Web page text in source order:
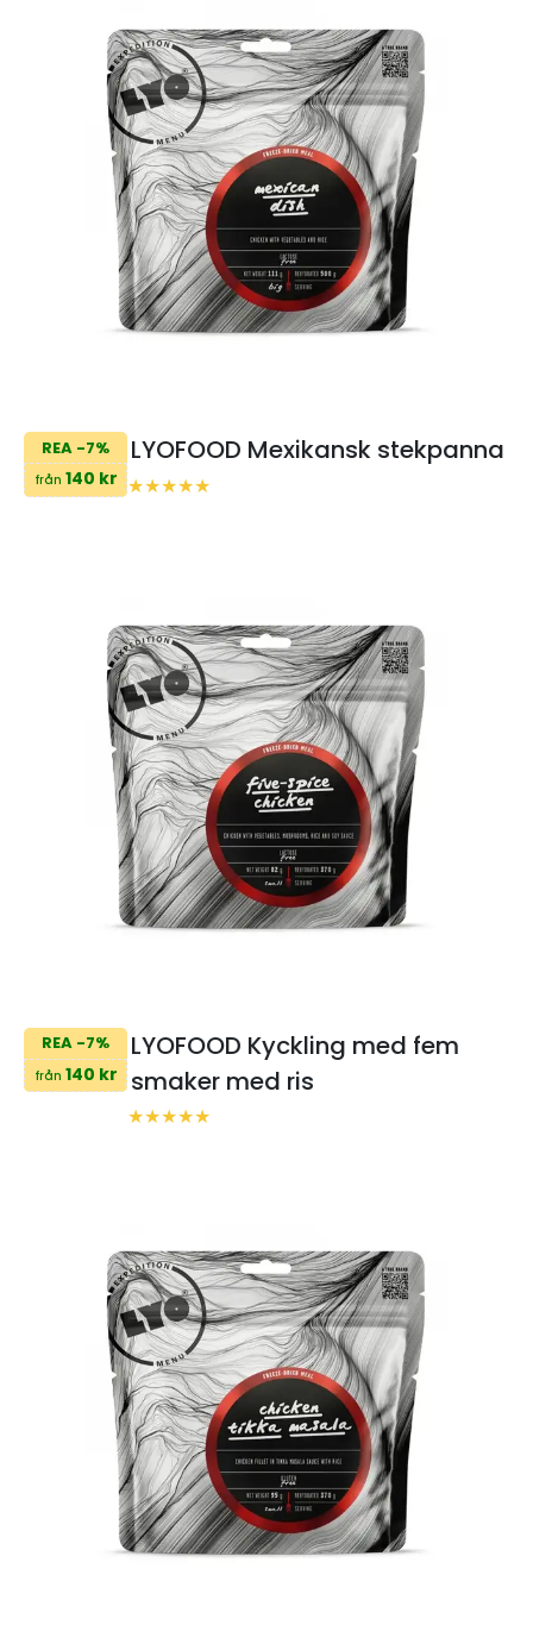
REA -7%
från 140 kr
LYOFOOD Mexikansk stekpanna
REA -7%
från 140 kr
LYOFOOD Kyckling med fem
smaker med ris